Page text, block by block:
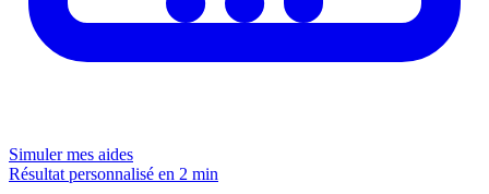
Simuler mes aides
Résultat personnalisé en 2 min